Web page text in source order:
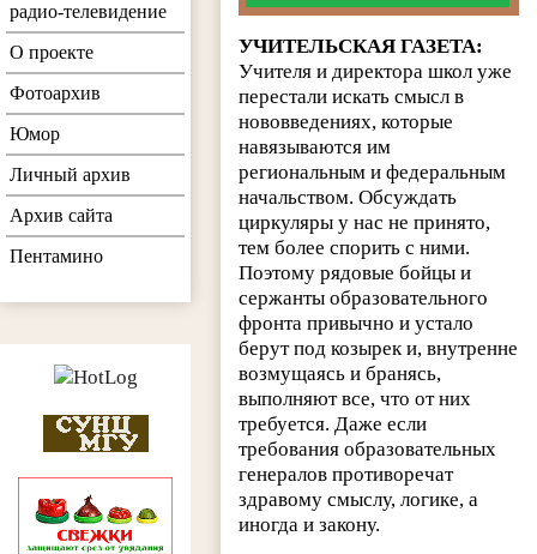
УЧИТЕЛЬСКАЯ ГАЗЕТА:
Учителя и директора школ уже
перестали искать смысл в
нововведениях, которые
навязываются им
региональным и федеральным
начальством. Обсуждать
циркуляры у нас не принято,
тем более спорить с ними.
Поэтому рядовые бойцы и
сержанты образовательного
фронта привычно и устало
берут под козырек и, внутренне
возмущаясь и бранясь,
выполняют все, что от них
требуется. Даже если
требования образовательных
генералов противоречат
здравому смыслу, логике, а
иногда и закону.
радио-телевидение
О проекте
Фотоархив
Юмор
Личный архив
Архив сайта
Пентамино